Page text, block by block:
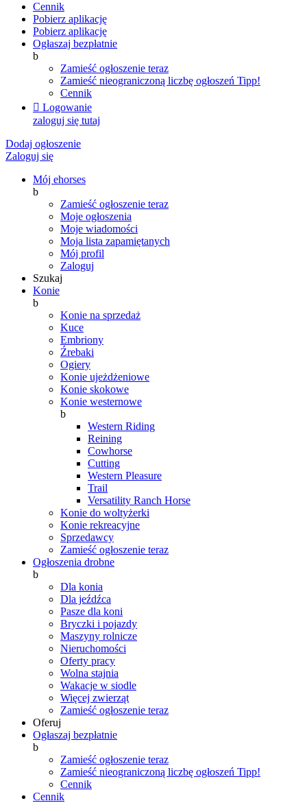
Cennik
Pobierz aplikację
Pobierz aplikację
Ogłaszaj bezpłatnie
b
Zamieść ogłoszenie teraz
Zamieść nieograniczoną liczbę ogłoszeń Tipp!
Cennik
 Logowanie
zaloguj się tutaj
Dodaj ogłoszenie
Zaloguj się
Mój ehorses
b
Zamieść ogłoszenie teraz
Moje ogłoszenia
Moje wiadomości
Moja lista zapamiętanych
Mój profil
Zaloguj
Szukaj
Konie
b
Konie na sprzedaż
Kuce
Embriony
Źrebaki
Ogiery
Konie ujeżdżeniowe
Konie skokowe
Konie westernowe
b
Western Riding
Reining
Cowhorse
Cutting
Western Pleasure
Trail
Versatility Ranch Horse
Konie do woltyżerki
Konie rekreacyjne
Sprzedawcy
Zamieść ogłoszenie teraz
Ogłoszenia drobne
b
Dla konia
Dla jeźdźca
Pasze dla koni
Bryczki i pojazdy
Maszyny rolnicze
Nieruchomości
Oferty pracy
Wolna stajnia
Wakacje w siodle
Więcej zwierząt
Zamieść ogłoszenie teraz
Oferuj
Ogłaszaj bezpłatnie
b
Zamieść ogłoszenie teraz
Zamieść nieograniczoną liczbę ogłoszeń Tipp!
Cennik
Cennik